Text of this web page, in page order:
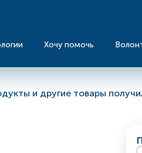
Хочу помочь
и другие товары